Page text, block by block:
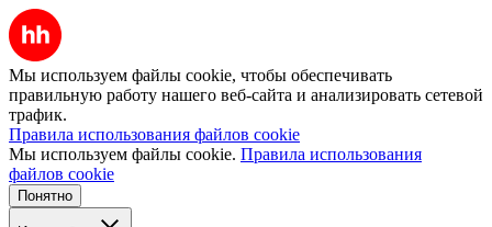
Мы используем файлы cookie, чтобы обеспечивать
правильную работу нашего веб-сайта и анализировать сетевой
трафик.
Правила использования файлов cookie
Мы используем файлы cookie. Правила использования
файлов cookie
Понятно